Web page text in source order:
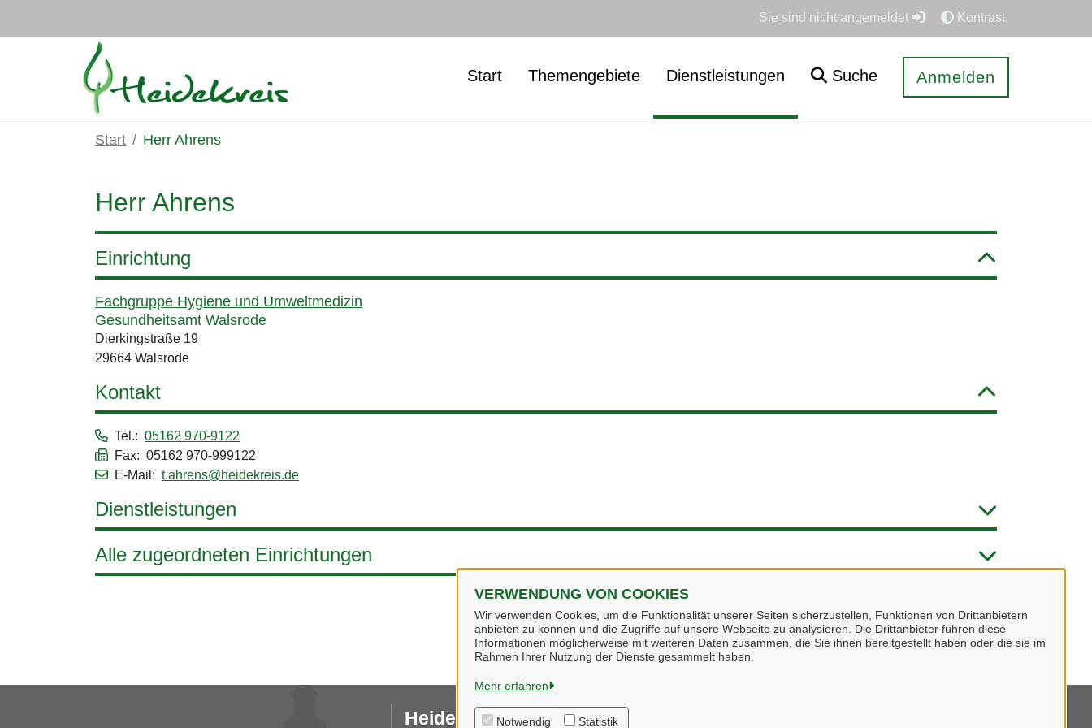
VERWENDUNG VON COOKIES
Wir verwenden Cookies, um die Funktionalität unserer Seiten sicherzustellen, Funktionen von Drittanbietern
anbieten zu können und die Zugriffe auf unsere Webseite zu analysieren. Die Drittanbieter führen diese
Informationen möglicherweise mit weiteren Daten zusammen, die Sie ihnen bereitgestellt haben oder die sie im
Rahmen Ihrer Nutzung der Dienste gesammelt haben.
Mehr erfahren
Notwendig Statistik
Sie sind nicht angemeldet Kontrast
Start Themengebiete Dienstleistungen Suche Anmelden
Start Herr Ahrens
Herr Ahrens
Einrichtung
Fachgruppe Hygiene und Umweltmedizin
Gesundheitsamt Walsrode
Dierkingstraße 19
29664 Walsrode
Kontakt
Tel.: 05162 970-9122
Fax: 05162 970-999122
E-Mail: t.ahrens@heidekreis.de
Dienstleistungen
Alle zugeordneten Einrichtungen
Heidekreis